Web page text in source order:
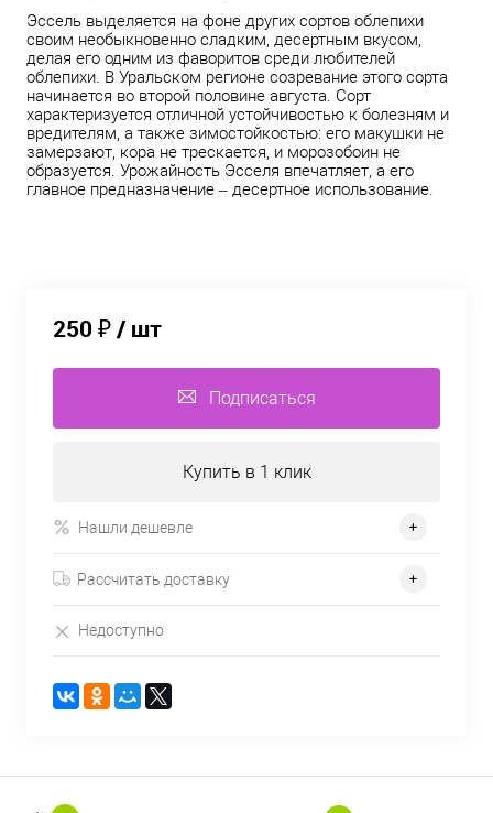
Эссель выделяется на фоне других сортов облепихи
своим необыкновенно сладким, десертным вкусом,
делая его одним из фаворитов среди любителей
облепихи. В Уральском регионе созревание этого сорта
начинается во второй половине августа. Сорт
характеризуется отличной устойчивостью к болезням и
вредителям, а также зимостойкостью: его макушки не
замерзают, кора не трескается, и морозобоин не
образуется. Урожайность Эсселя впечатляет, а его
главное предназначение – десертное использование.
250 ₽/ шт
Подписаться
Купить в 1 клик
Нашли дешевле
Рассчитать доставку
Недоступно